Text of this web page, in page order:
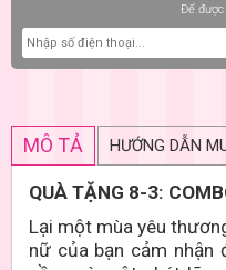
Để
MÔ TẢ HƯỚNG DẪN
QUÀ TẶNG 8-3:
Lại một mùa yêu
nữ của bạn cảm nhận